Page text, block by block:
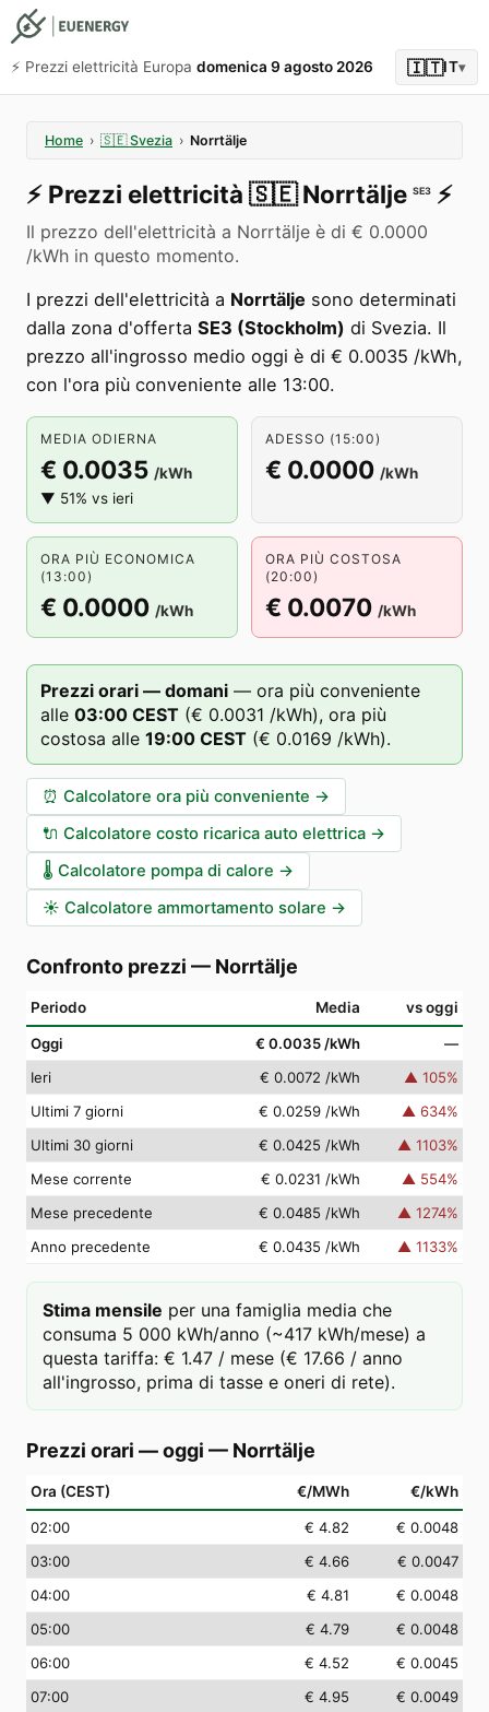
⚡️ Prezzi elettricità Europa domenica 9 agosto 2026 🇮🇹IT▾
Home › 🇸🇪 Svezia › Norrtälje
⚡️ Prezzi elettricità 🇸🇪 Norrtälje SE3 ⚡️
Il prezzo dell'elettricità a Norrtälje è di € 0.0000
/kWh in questo momento.
I prezzi dell'elettricità a Norrtälje sono determinati
dalla zona d'offerta SE3 (Stockholm) di Svezia. Il
prezzo all'ingrosso medio oggi è di € 0.0035 /kWh,
con l'ora più conveniente alle 13:00.
MEDIA ODIERNA
€ 0.0035 /kWh
▼ 51% vs ieri
ADESSO (15:00)
€ 0.0000 /kWh
ORA PIÙ ECONOMICA
(13:00)
€ 0.0000 /kWh
ORA PIÙ COSTOSA
(20:00)
€ 0.0070 /kWh
Prezzi orari — domani — ora più conveniente
alle 03:00 CEST (€ 0.0031 /kWh), ora più
costosa alle 19:00 CEST (€ 0.0169 /kWh).
⏰ Calcolatore ora più conveniente →
🔌 Calcolatore costo ricarica auto elettrica →
🌡️ Calcolatore pompa di calore →
☀️ Calcolatore ammortamento solare →
Confronto prezzi — Norrtälje
Periodo Media vs oggi
Oggi € 0.0035 /kWh
—
Ieri
€ 0.0072 /kWh ▲ 105%
Ultimi 7 giorni
€ 0.0259 /kWh ▲ 634%
Ultimi 30 giorni
€ 0.0425 /kWh ▲ 1103%
Mese corrente
€ 0.0231 /kWh ▲ 554%
Mese precedente
€ 0.0485 /kWh ▲ 1274%
Anno precedente
€ 0.0435 /kWh ▲ 1133%
Stima mensile per una famiglia media che
consuma 5 000 kWh/anno (~417 kWh/mese) a
questa tariffa: € 1.47 / mese (€ 17.66 / anno
all'ingrosso, prima di tasse e oneri di rete).
Prezzi orari — oggi — Norrtälje
Ora (CEST) €/MWh €/kWh
02:00 € 4.82
€ 0.0048
03:00 € 4.66
€ 0.0047
04:00 € 4.81
€ 0.0048
05:00 € 4.79
€ 0.0048
06:00 € 4.52
€ 0.0045
07:00 € 4.95
€ 0.0049